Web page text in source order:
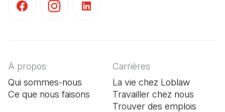
À propos
Qui sommes-nous
Ce que nous faisons
Carrières
La vie chez Loblaw
Travailler chez nous
Trouver des emplois